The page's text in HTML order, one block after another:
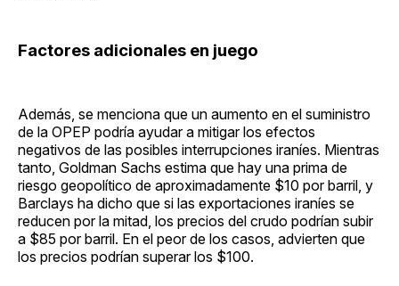
Factores adicionales en juego
Además, se menciona que un aumento en el suministro
de la OPEP podría ayudar a mitigar los efectos
negativos de las posibles interrupciones iraníes. Mientras
tanto, Goldman Sachs estima que hay una prima de
riesgo geopolítico de aproximadamente $10 por barril, y
Barclays ha dicho que si las exportaciones iraníes se
reducen por la mitad, los precios del crudo podrían subir
a $85 por barril. En el peor de los casos, advierten que
los precios podrían superar los $100.